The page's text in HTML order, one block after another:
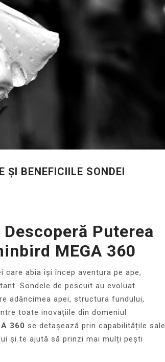
ȘI BENEFICIILE SONDEI
Puterea
MEGA 360
abia își încep aventura pe ape,
Sondele de pescuit au evoluat
adâncimea apei, structura fundului,
toate inovațiile din domeniul
360 se detașează prin capabilitățile sale
și te ajută să prinzi mai mulți pești